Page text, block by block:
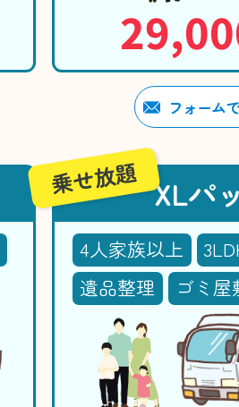
フォーム
XLパ
4人家族以上
遺品整理
ゴミ
乗せ放題